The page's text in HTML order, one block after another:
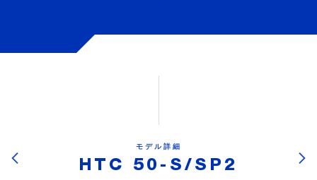
モデル詳細
HTC 50-S/SP2